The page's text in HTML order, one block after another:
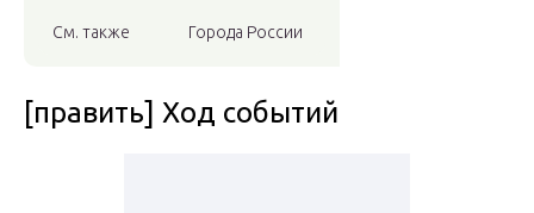
См. также Города России
[править] Ход событий